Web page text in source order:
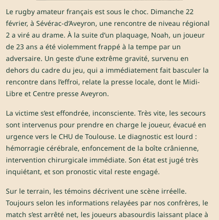
Le rugby amateur français est sous le choc. Dimanche 22
février, à Sévérac-d’Aveyron, une rencontre de niveau régional
2 a viré au drame. À la suite d’un plaquage, Noah, un joueur
de 23 ans a été violemment frappé à la tempe par un
adversaire. Un geste d’une extrême gravité, survenu en
dehors du cadre du jeu, qui a immédiatement fait basculer la
rencontre dans l’effroi, relate la presse locale, dont le Midi-
Libre et Centre presse Aveyron.
La victime s’est effondrée, inconsciente. Très vite, les secours
sont intervenus pour prendre en charge le joueur, évacué en
urgence vers le CHU de Toulouse. Le diagnostic est lourd :
hémorragie cérébrale, enfoncement de la boîte crânienne,
intervention chirurgicale immédiate. Son état est jugé très
inquiétant, et son pronostic vital reste engagé.
Sur le terrain, les témoins décrivent une scène irréelle.
Toujours selon les informations relayées par nos confrères, le
match s’est arrêté net, les joueurs abasourdis laissant place à